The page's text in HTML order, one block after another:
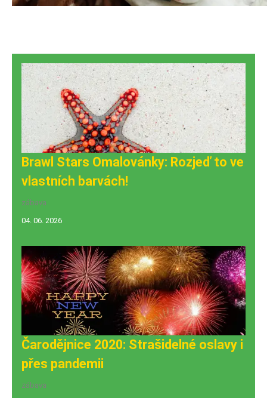
Brawl Stars Omalovánky: Rozjeď to ve
vlastních barvách!
zábava
04. 06. 2026
Čarodějnice 2020: Strašidelné oslavy i
přes pandemii
zábava